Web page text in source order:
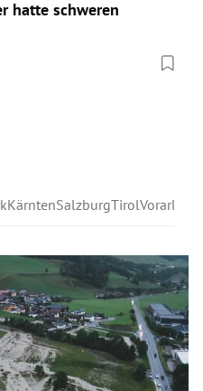
hatte schweren
KärntenSalzburgTirolVorarlberg